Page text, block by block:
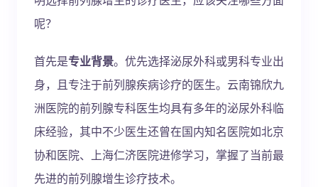
呢？
首先是专业背景。优先选择泌尿外科或男科专业出
身，且专注于前列腺疾病诊疗的医生。云南锦欣九
洲医院的前列腺专科医生均具有多年的泌尿外科临
床经验，其中不少医生还曾在国内知名医院如北京
协和医院、上海仁济医院进修学习，掌握了当前最
先进的前列腺增生诊疗技术。